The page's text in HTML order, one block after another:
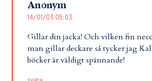
Anonym
14/01/03 05:03
Gillar din jacka! Och vilken fin
man gillar deckare så tycker jag
böcker är väldigt spännande!